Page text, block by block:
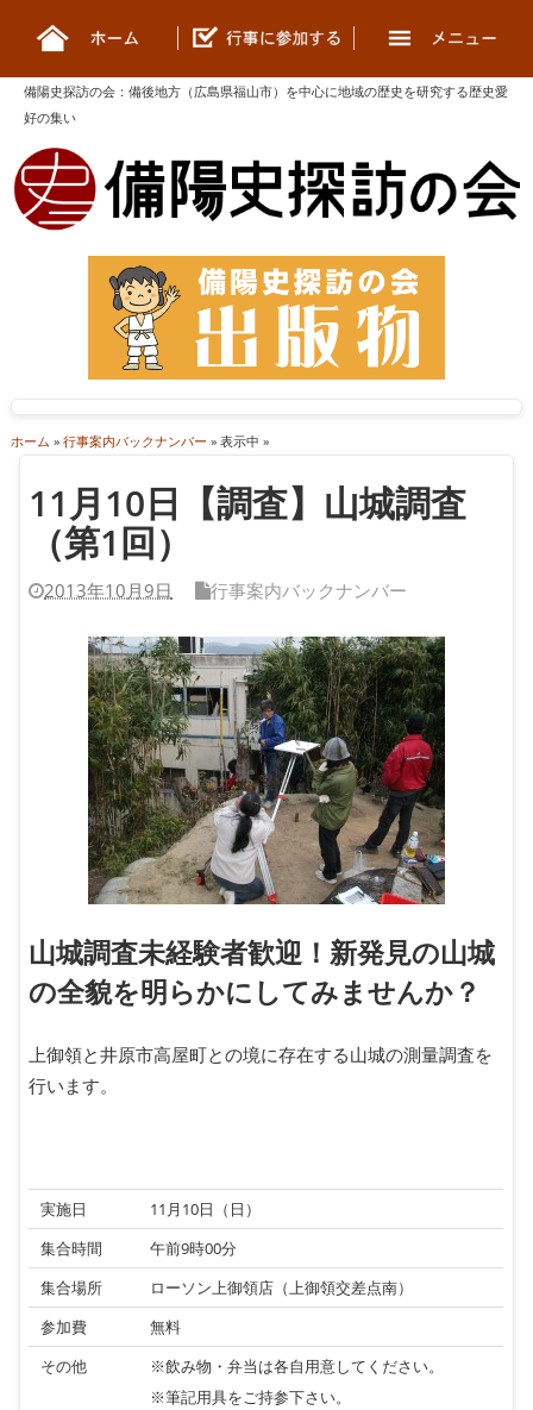
備陽史探訪の会 ： 備後地方（広島県福山市）を中心に地域の歴史を研究する歴史愛
好の集い
ホーム » 行事案内バックナンバー » 表示中 »
11月10日【調査】山城調査
（第1回）
2013年10月9日 行事案内バックナンバー
山城調査未経験者歓迎！新発見の山城
の全貌を明らかにしてみませんか？
上御領と井原市高屋町との境に存在する山城の測量調査を
行います。
実施日
11月10日（日）
集合時間
午前9時00分
集合場所
ローソン上御領店（上御領交差点南）
参加費
無料
その他
※飲み物・弁当は各自用意してください。
※筆記用具をご持参下さい。